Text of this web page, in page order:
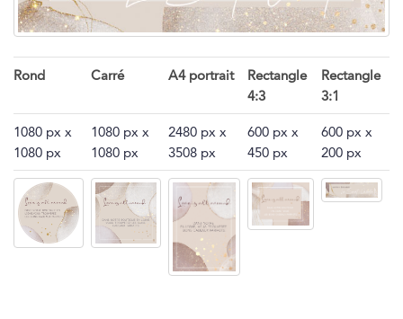
Rond Carré A4 portrait
Rectangle
4:3
Rectangle
3:1
1080 px x
1080 px
1080 px x
1080 px
2480 px x
3508 px
600 px x
450 px
600 px x
200 px